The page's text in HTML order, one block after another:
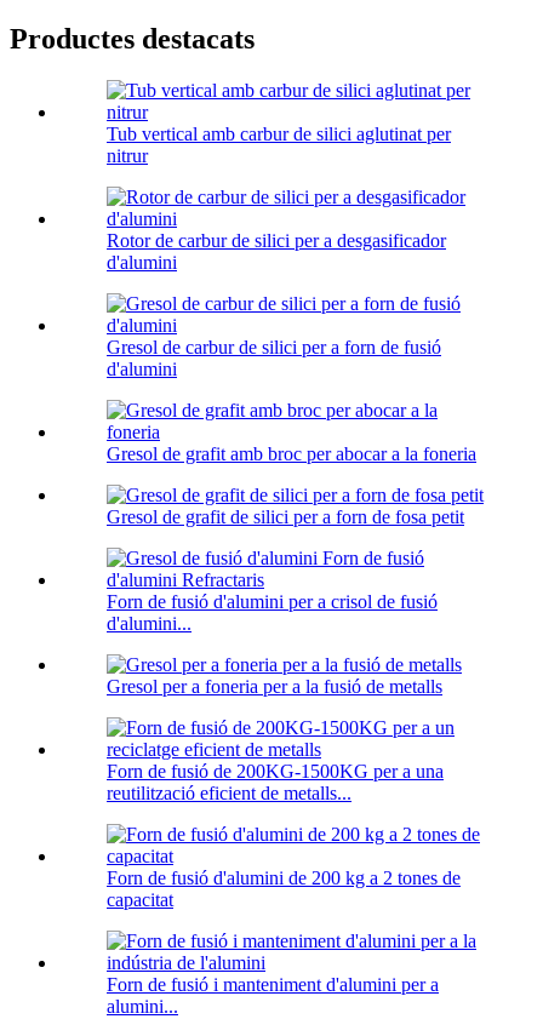
Productes destacats
Tub vertical amb carbur de silici aglutinat per
nitrur
Rotor de carbur de silici per a desgasificador
d'alumini
Gresol de carbur de silici per a forn de fusió
d'alumini
Gresol de grafit amb broc per abocar a la foneria
Gresol de grafit de silici per a forn de fosa petit
Forn de fusió d'alumini per a crisol de fusió
d'alumini...
Gresol per a foneria per a la fusió de metalls
Forn de fusió de 200KG-1500KG per a una
reutilització eficient de metalls...
Forn de fusió d'alumini de 200 kg a 2 tones de
capacitat
Forn de fusió i manteniment d'alumini per a
alumini...